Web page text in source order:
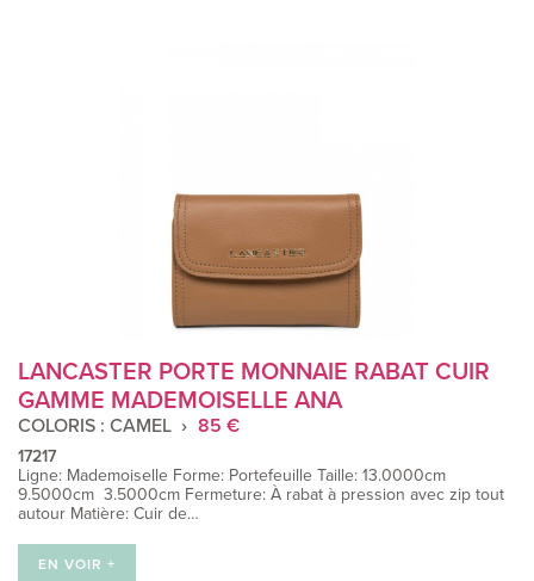
LANCASTER PORTE MONNAIE RABAT CUIR
GAMME MADEMOISELLE ANA
COLORIS : CAMEL 85 €
17217
Ligne: Mademoiselle Forme: Portefeuille Taille: 13.0000cm
9.5000cm 3.5000cm Fermeture: À rabat à pression avec zip tout
autour Matière: Cuir de…
EN VOIR +